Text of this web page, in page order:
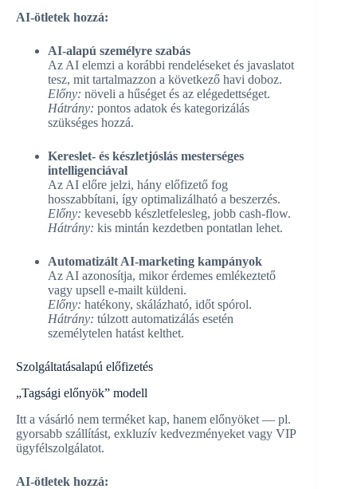
AI-ötletek hozzá:
AI-alapú személyre szabás
Az AI elemzi a korábbi rendeléseket és javaslatot
tesz, mit tartalmazzon a következő havi doboz.
Előny: növeli a hűséget és az elégedettséget.
Hátrány: pontos adatok és kategorizálás
szükséges hozzá.
Kereslet- és készletjóslás mesterséges
intelligenciával
Az AI előre jelzi, hány előfizető fog
hosszabbítani, így optimalizálható a beszerzés.
Előny: kevesebb készletfelesleg, jobb cash-flow.
Hátrány: kis mintán kezdetben pontatlan lehet.
Automatizált AI-marketing kampányok
Az AI azonosítja, mikor érdemes emlékeztető
vagy upsell e-mailt küldeni.
Előny: hatékony, skálázható, időt spórol.
Hátrány: túlzott automatizálás esetén
személytelen hatást kelthet.
Szolgáltatásalapú előfizetés
„Tagsági előnyök” modell
Itt a vásárló nem terméket kap, hanem előnyöket — pl.
gyorsabb szállítást, exkluzív kedvezményeket vagy VIP
ügyfélszolgálatot.
AI-ötletek hozzá: